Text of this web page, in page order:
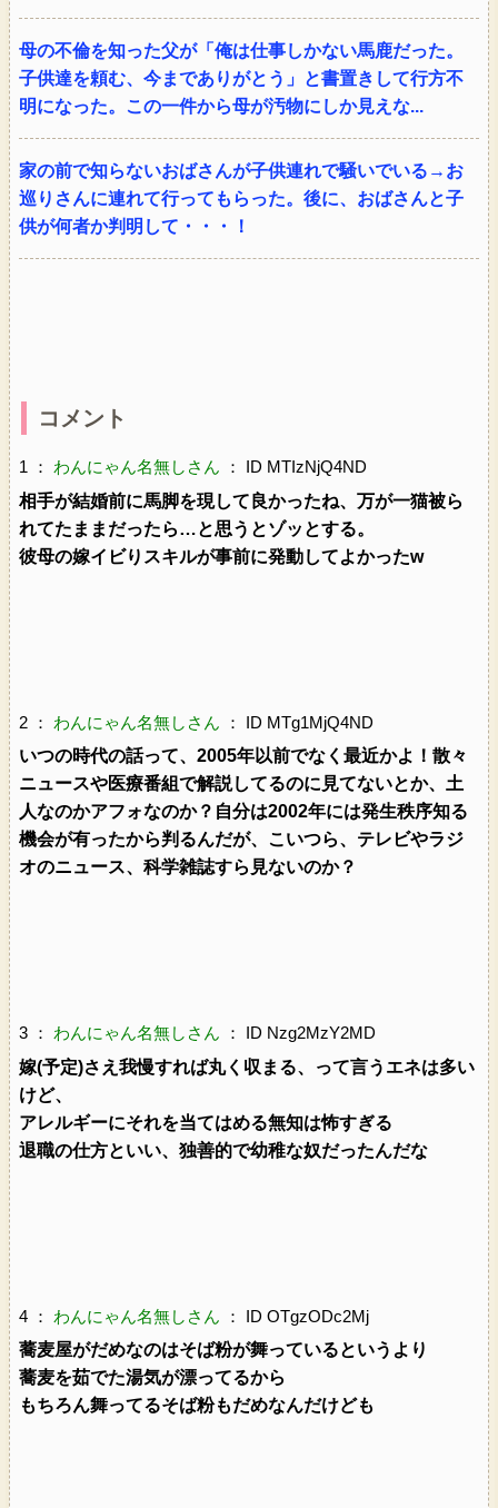
母の不倫を知った父が「俺は仕事しかない馬鹿だった。
子供達を頼む、今までありがとう」と書置きして行方不
明になった。この一件から母が汚物にしか見えな...
家の前で知らないおばさんが子供連れで騒いでいる→お
巡りさんに連れて行ってもらった。後に、おばさんと子
供が何者か判明して・・・！
コメント
1 ： わんにゃん名無しさん ： ID MTIzNjQ4ND
相手が結婚前に馬脚を現して良かったね、万が一猫被ら
れてたままだったら…と思うとゾッとする。
彼母の嫁イビりスキルが事前に発動してよかったw
2 ： わんにゃん名無しさん ： ID MTg1MjQ4ND
いつの時代の話って、2005年以前でなく最近かよ！散々
ニュースや医療番組で解説してるのに見てないとか、土
人なのかアフォなのか？自分は2002年には発生秩序知る
機会が有ったから判るんだが、こいつら、テレビやラジ
オのニュース、科学雑誌すら見ないのか？
3 ： わんにゃん名無しさん ： ID Nzg2MzY2MD
嫁(予定)さえ我慢すれば丸く収まる、って言うエネは多い
けど、
アレルギーにそれを当てはめる無知は怖すぎる
退職の仕方といい、独善的で幼稚な奴だったんだな
4 ： わんにゃん名無しさん ： ID OTgzODc2Mj
蕎麦屋がだめなのはそば粉が舞っているというより
蕎麦を茹でた湯気が漂ってるから
もちろん舞ってるそば粉もだめなんだけども